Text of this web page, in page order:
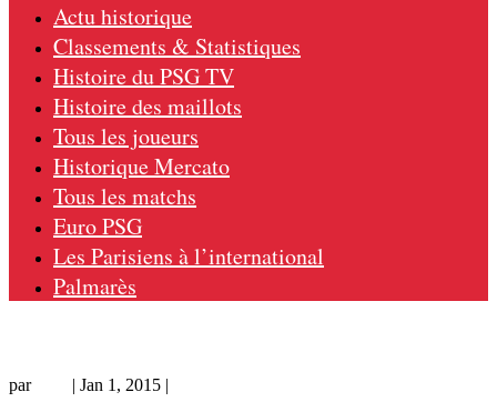
Actu historique
Classements & Statistiques
Histoire du PSG TV
Histoire des maillots
Tous les joueurs
Historique Mercato
Tous les matchs
Euro PSG
Les Parisiens à l’international
Palmarès
par | Jan 1, 2015 |